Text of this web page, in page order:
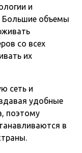
и
Большие объемы
со всех
их
сеть и
удобные
поэтому
в